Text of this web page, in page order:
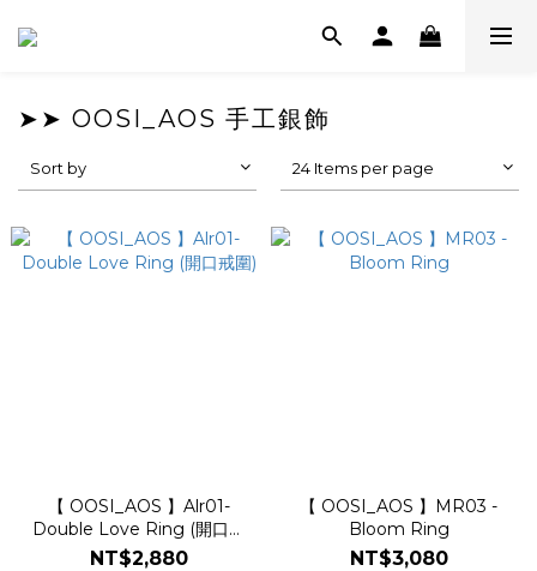
➤➤ OOSI_AOS 手工銀飾
Sort by 24 Items per page
【 OOSI_AOS 】Alr01-
Double Love Ring (開口戒
圍)
NT$2,880
【 OOSI_AOS 】MR03 -
Bloom Ring
NT$3,080